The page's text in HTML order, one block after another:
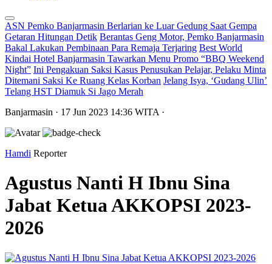
ASN Pemko Banjarmasin Berlarian ke Luar Gedung Saat Gempa
Getaran Hitungan Detik Berantas Geng Motor, Pemko Banjarmasin
Bakal Lakukan Pembinaan Para Remaja Terjaring Best World
Kindai Hotel Banjarmasin Tawarkan Menu Promo “BBQ Weekend
Night” Ini Pengakuan Saksi Kasus Penusukan Pelajar, Pelaku Minta
Ditemani Saksi Ke Ruang Kelas Korban Jelang Isya, ‘Gudang Ulin’
Telang HST Diamuk Si Jago Merah
Banjarmasin · 17 Jun 2023 14:36 WITA ·
Hamdi Reporter
Agustus Nanti H Ibnu Sina
Jabat Ketua AKKOPSI 2023-
2026